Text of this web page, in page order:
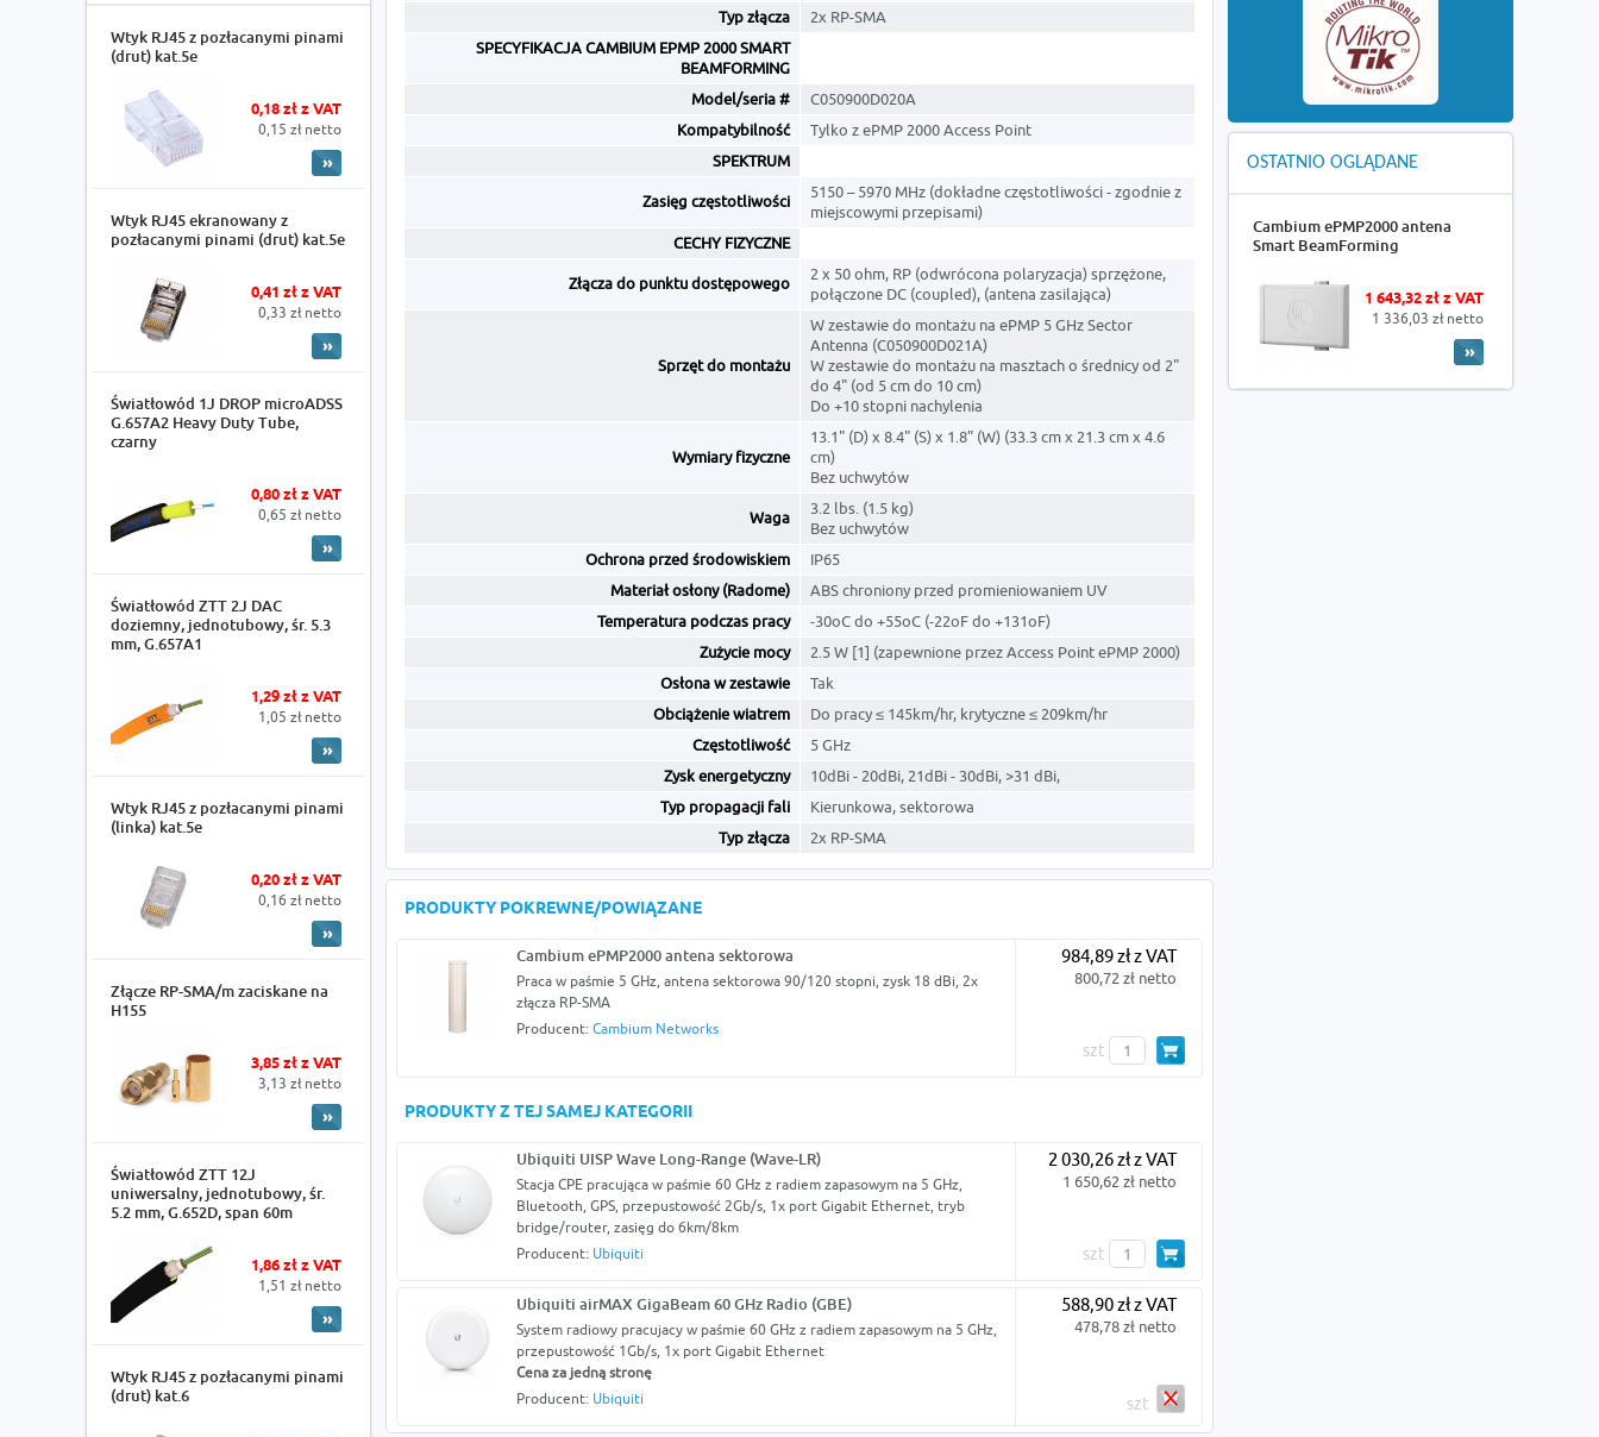
Wtyk RJ45 z pozłacanymi pinami
(drut) kat.5e
0,18 zł z VAT
0,15 zł netto
Wtyk RJ45 ekranowany z
pozłacanymi pinami (drut) kat.5e
0,41 zł z VAT
0,33 zł netto
Światłowód 1J DROP microADSS
G.657A2 Heavy Duty Tube,
czarny
0,80 zł z VAT
0,65 zł netto
Światłowód ZTT 2J DAC
doziemny, jednotubowy, śr. 5.3
mm, G.657A1
1,29 zł z VAT
1,05 zł netto
Wtyk RJ45 z pozłacanymi pinami
(linka) kat.5e
0,20 zł z VAT
0,16 zł netto
Złącze RP-SMA/m zaciskane na
H155
3,85 zł z VAT
3,13 zł netto
Światłowód ZTT 12J
uniwersalny, jednotubowy, śr.
5.2 mm, G.652D, span 60m
1,86 zł z VAT
1,51 zł netto
Wtyk RJ45 z pozłacanymi pinami
(drut) kat.6
Typ złącza
2x RP-SMA
SPECYFIKACJA CAMBIUM EPMP 2000 SMART
BEAMFORMING
Model/seria #
C050900D020A
Kompatybilność
Tylko z ePMP 2000 Access Point
SPEKTRUM
Zasięg częstotliwości
5150 – 5970 MHz (dokładne częstotliwości - zgodnie z
miejscowymi przepisami)
CECHY FIZYCZNE
Złącza do punktu dostępowego
2 x 50 ohm, RP (odwrócona polaryzacja) sprzężone,
połączone DC (coupled), (antena zasilająca)
Sprzęt do montażu
W zestawie do montażu na ePMP 5 GHz Sector
Antenna (C050900D021A)
W zestawie do montażu na masztach o średnicy od 2"
do 4" (od 5 cm do 10 cm)
Do +10 stopni nachylenia
Wymiary fizyczne
13.1" (D) x 8.4" (S) x 1.8” (W) (33.3 cm x 21.3 cm x 4.6
cm)
Bez uchwytów
Waga
3.2 lbs. (1.5 kg)
Bez uchwytów
Ochrona przed środowiskiem
IP65
Materiał osłony (Radome)
ABS chroniony przed promieniowaniem UV
Temperatura podczas pracy
-30oC do +55oC (-22oF do +131oF)
Zużycie mocy
2.5 W [1] (zapewnione przez Access Point ePMP 2000)
Osłona w zestawie
Tak
Obciążenie wiatrem
Do pracy ≤ 145km/hr, krytyczne ≤ 209km/hr
Częstotliwość
5 GHz
Zysk energetyczny
10dBi - 20dBi, 21dBi - 30dBi, >31 dBi,
Typ propagacji fali
Kierunkowa, sektorowa
Typ złącza
2x RP-SMA
PRODUKTY POKREWNE/POWIĄZANE
Cambium ePMP2000 antena sektorowa
Praca w paśmie 5 GHz, antena sektorowa 90/120 stopni, zysk 18 dBi, 2x
złącza RP-SMA
Producent: Cambium Networks
984,89 zł z VAT
800,72 zł netto
szt
PRODUKTY Z TEJ SAMEJ KATEGORII
Ubiquiti UISP Wave Long-Range (Wave-LR)
Stacja CPE pracująca w paśmie 60 GHz z radiem zapasowym na 5 GHz,
Bluetooth, GPS, przepustowość 2Gb/s, 1x port Gigabit Ethernet, tryb
bridge/router, zasięg do 6km/8km
Producent: Ubiquiti
2 030,26 zł z VAT
1 650,62 zł netto
szt
Ubiquiti airMAX GigaBeam 60 GHz Radio (GBE)
System radiowy pracujacy w paśmie 60 GHz z radiem zapasowym na 5 GHz,
przepustowość 1Gb/s, 1x port Gigabit Ethernet
Cena za jedną stronę
Producent: Ubiquiti
588,90 zł z VAT
478,78 zł netto
szt
OSTATNIO OGLĄDANE
Cambium ePMP2000 antena
Smart BeamForming
1 643,32 zł z VAT
1 336,03 zł netto